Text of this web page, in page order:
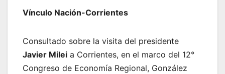
Vínculo Nación-Corrientes
Consultado sobre la visita del presidente
Javier Milei a Corrientes, en el marco del 12°
Congreso de Economía Regional, González